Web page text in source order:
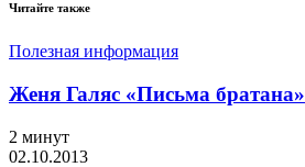
Читайте также
Полезная информация
Женя Галяс «Письма братана»
2 минут
02.10.2013